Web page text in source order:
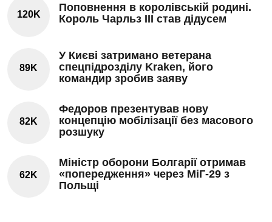
120K
Поповнення в королівській родині.
Король Чарльз III став дідусем
89K
У Києві затримано ветерана
спецпідрозділу Kraken, його
командир зробив заяву
82K
Федоров презентував нову
концепцію мобілізації без масового
розшуку
62K
Міністр оборони Болгарії отримав
«попередження» через МіГ-29 з
Польщі